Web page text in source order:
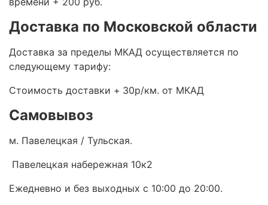
Доставка по Московской области
Доставка за пределы МКАД осуществляется по
следующему тарифу:
Стоимость доставки + 30р/км. от МКАД
Самовывоз
м. Павелецкая / Тульская.
Павелецкая набережная 10к2
Ежедневно и без выходных с 10:00 до 20:00.